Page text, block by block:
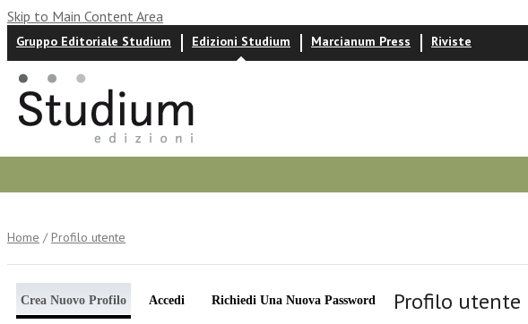
Skip to Main Content Area
Gruppo Editoriale Studium Edizioni Studium Marcianum Press Riviste
Home / Profilo utente
Crea Nuovo Profilo Accedi Richiedi Una Nuova Password Profilo utente